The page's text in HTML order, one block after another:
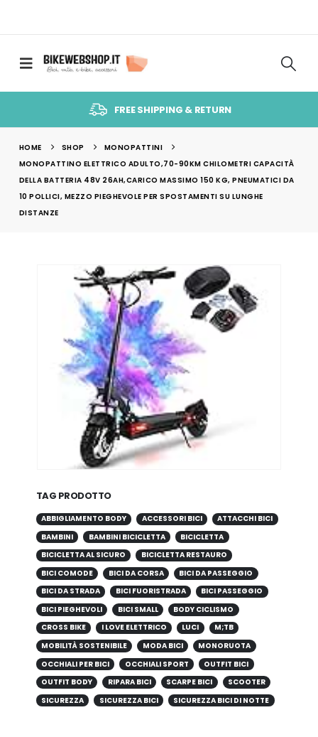
FREE SHIPPING & RETURN
HOME SHOP
MONOPATTINI
MONOPATTINO ELETTRICO ADULTO,70-90KM CHILOMETRI CAPACITÀ
DELLA BATTERIA 48V 26AH,CARICO MASSIMO 150 KG, PNEUMATICI DA
10 POLLICI, MEZZO PIEGHEVOLE PER SPOSTAMENTI SU LUNGHE
DISTANZE
TAG PRODOTTO
ABBIGLIAMENTO BODY ACCESSORI BICI
ATTACCHI BICI
BAMBINI
BAMBINI BICICLETTA
BICICLETTA
BICICLETTA AL SICURO
BICICLETTA RESTAURO
BICI COMODE
BICI DA CORSA
BICI DA PASSEGGIO
BICI DA STRADA
BICI FUORISTRADA
BICI PASSEGGIO
BICI PIEGHEVOLI
BICI SMALL
BODY CICLISMO
CROSS BIKE
I LOVE ELETTRICO LUCI
M;TB
MOBILITÀ SOSTENIBILE
MODA BICI
MONORUOTA
OCCHIALI PER BICI
OCCHIALI SPORT
OUTFIT BICI
OUTFIT BODY
RIPARA BICI SCARPE BICI
SCOOTER
SICUREZZA
SICUREZZA BICI SICUREZZA BICI DI NOTTE